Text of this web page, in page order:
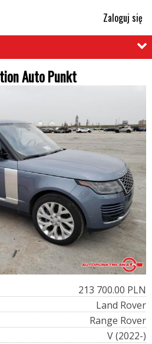
Zaloguj się
Auto Punkt
213 700.00 PLN
Land Rover
Range Rover
V (2022-)